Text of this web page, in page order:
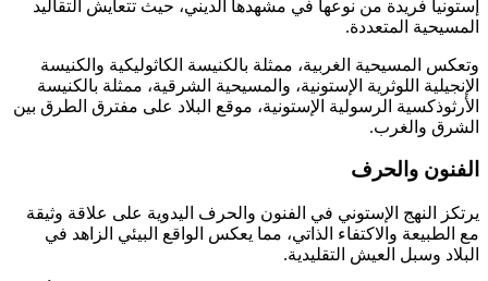
فريدة من نوعها في مشهدها الديني، حيث تتعايش التقاليد
المتعددة.
المسيحية الغربية، ممثلة بالكنيسة الكاثوليكية والكنيسة
اللوثرية الإستونية، والمسيحية الشرقية، ممثلة بالكنيسة
الرسولية الإستونية، موقع البلاد على مفترق الطرق بين
والغرب.
والحرف
النهج الإستوني في الفنون والحرف اليدوية على علاقة وثيقة
والاكتفاء الذاتي، مما يعكس الواقع البيئي الزاهد في
وسبل العيش التقليدية.